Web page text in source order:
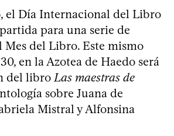
el Día Internacional del Libro
para una serie de
Mes del Libro. Este mismo
en la Azotea de Haedo será
del libro Las maestras de
sobre Juana de
Mistral y Alfonsina